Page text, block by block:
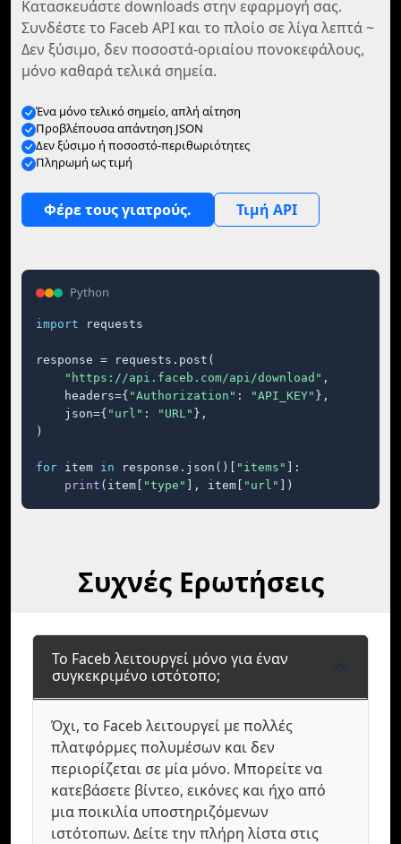
Κατασκευάστε downloads στην εφαρμογή σας.
Συνδέστε το Faceb API και το πλοίο σε λίγα λεπτά ~
Δεν ξύσιμο, δεν ποσοστά-οριαίου πονοκεφάλους,
μόνο καθαρά τελικά σημεία.
Ένα μόνο τελικό σημείο, απλή αίτηση
Προβλέπουσα απάντηση JSON
Δεν ξύσιμο ή ποσοστό-περιθωριότητες
Πληρωμή ως τιμή
Φέρε τους γιατρούς. Τιμή API
Python
import requests
response = requests.post(
"https://api.faceb.com/api/download" ,
    headers={
"Authorization" : "API_KEY" },
    json={
"url" : "URL" },
)
for item in response.json()[ "items"
]:
print (item[ "type" ], item[ "url" ])
Συχνές Ερωτήσεις
Το Faceb λειτουργεί μόνο για έναν
συγκεκριμένο ιστότοπο;
Όχι, το Faceb λειτουργεί με πολλές
πλατφόρμες πολυμέσων και δεν
περιορίζεται σε μία μόνο. Μπορείτε να
κατεβάσετε βίντεο, εικόνες και ήχο από
μια ποικιλία υποστηριζόμενων
ιστότοπων. Δείτε την πλήρη λίστα στις